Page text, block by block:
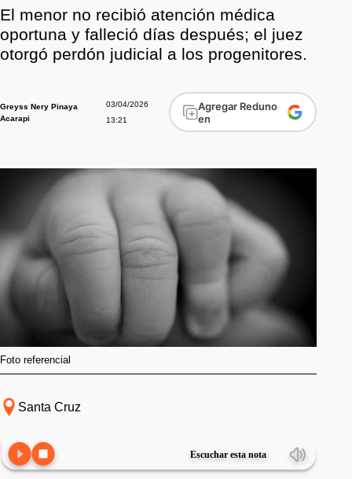
El menor no recibió atención médica
oportuna y falleció días después; el juez
otorgó perdón judicial a los progenitores.
Greyss Nery Pinaya
Acarapi
03/04/2026
13:21
Agregar Reduno
en
Foto referencial
Santa Cruz
Escuchar esta nota